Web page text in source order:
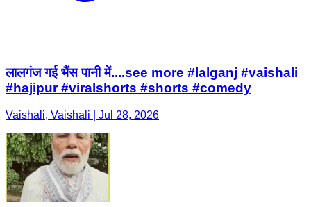
लालगंज गई भैंस पानी में....see more #lalganj #vaishali
#hajipur #viralshorts #shorts #comedy
Vaishali, Vaishali | Jul 28, 2026